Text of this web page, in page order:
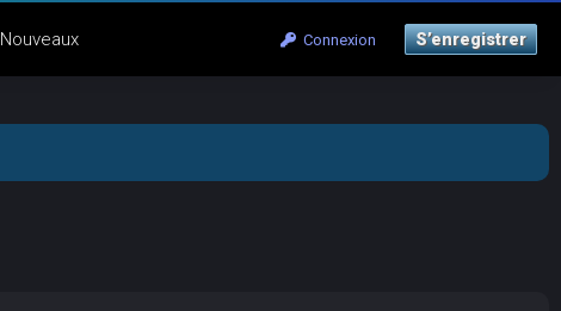
Connexion S’enregistrer
Nouveaux